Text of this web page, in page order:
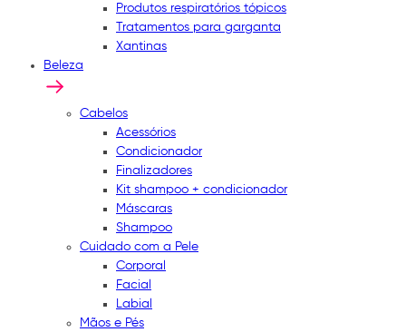
Produtos respiratórios tópicos
Tratamentos para garganta
Xantinas
Beleza
Cabelos
Acessórios
Condicionador
Finalizadores
Kit shampoo + condicionador
Máscaras
Shampoo
Cuidado com a Pele
Corporal
Facial
Labial
Mãos e Pés